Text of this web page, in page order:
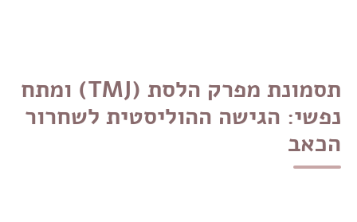
תסמונת מפרק הלסת (TMJ) ומתח
נפשי: הגישה ההוליסטית לשחרור
הכאב